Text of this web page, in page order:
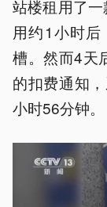
站楼租用了一
用约1小时
槽。然而4天
的扣费通知
小时56分钟。